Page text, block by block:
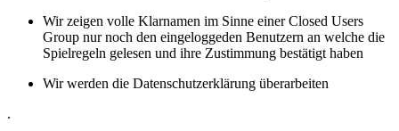
Wir zeigen volle Klarnamen im Sinne einer Closed Users
Group nur noch den eingeloggeden Benutzern an welche die
Spielregeln gelesen und ihre Zustimmung bestätigt haben
Wir werden die Datenschutzerklärung überarbeiten
.